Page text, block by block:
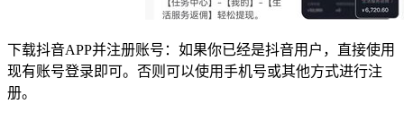
下载抖音APP并注册账号：如果你已经是抖音用户，直接使用
现有账号登录即可。否则可以使用手机号或其他方式进行注
册。